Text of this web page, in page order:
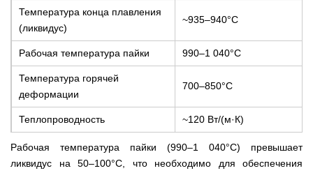
Температура конца плавления
(ликвидус)
~935–940°C
Рабочая температура пайки 990–1 040°C
Температура горячей
деформации
700–850°C
Теплопроводность ~120 Вт/(м·К)
Рабочая температура пайки (990–1 040°C) превышает
ликвидус на 50–100°C, что необходимо для обеспечения